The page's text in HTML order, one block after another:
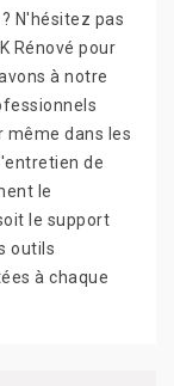
N'hésitez pas
Rénové pour
à notre
même dans les
de
le
le support
outils
à chaque